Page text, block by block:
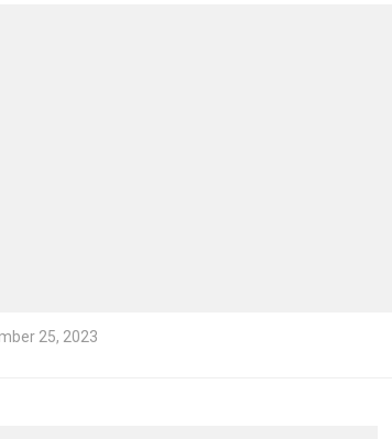
25, 2023